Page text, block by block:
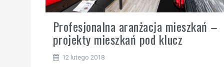
Profesjonalna aranżacja mieszkań –
projekty mieszkań pod klucz
12 lutego 2018